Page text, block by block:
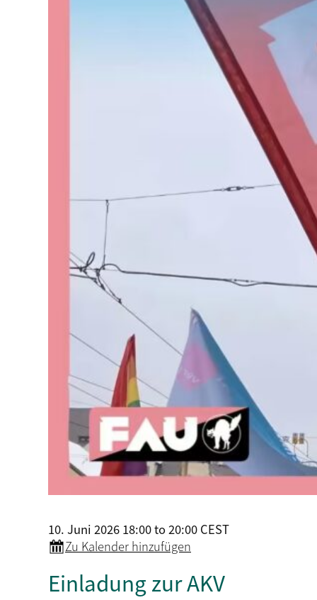
10. Juni 2026 18:00 to 20:00 CEST
Zu Kalender hinzufügen
Einladung zur AKV